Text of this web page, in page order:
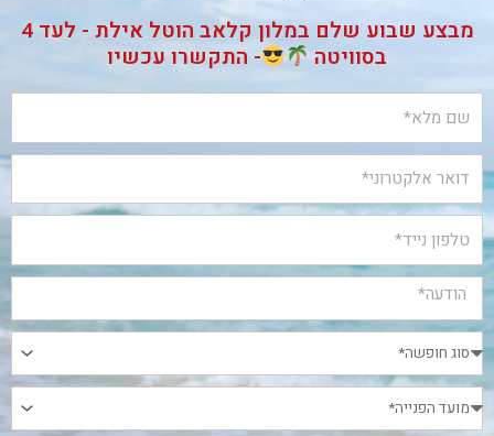
מבצע שבוע שלם במלון קלאב הוטל אילת - לעד 4
בסוויטה
- התקשרו עכשיו